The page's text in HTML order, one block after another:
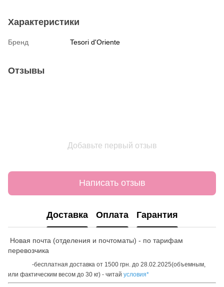
Характеристики
Бренд Tesori d'Oriente
Отзывы
Добавьте первый отзыв
Написать отзыв
Доставка Оплата Гарантия
Новая почта (отделения и почтоматы) - по тарифам
перевозчика
-бесплатная доставка от 1500 грн. до 28.02.2025(объемным,
или фактическим весом до 30 кг) - читай условия*